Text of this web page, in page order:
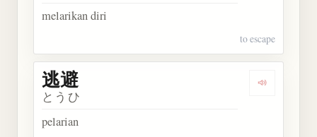
melarikan diri
to escape
Dengarkan
逃避
とうひ
pelarian